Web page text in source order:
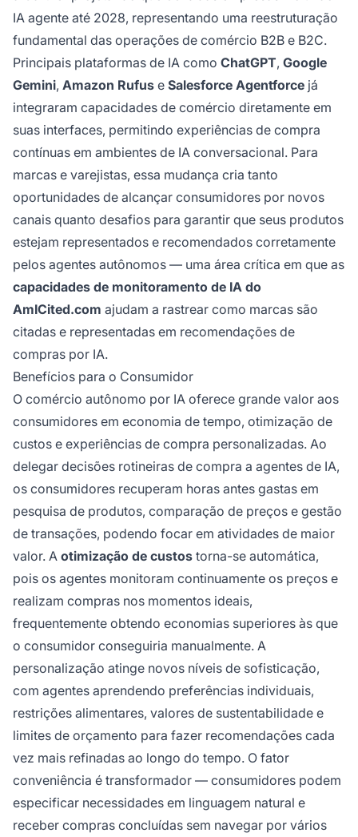
IA agente até 2028, representando uma reestruturação
fundamental das operações de comércio B2B e B2C.
Principais plataformas de IA como ChatGPT, Google
Gemini, Amazon Rufus e Salesforce Agentforce já
integraram capacidades de comércio diretamente em
suas interfaces, permitindo experiências de compra
contínuas em ambientes de IA conversacional. Para
marcas e varejistas, essa mudança cria tanto
oportunidades de alcançar consumidores por novos
canais quanto desafios para garantir que seus produtos
estejam representados e recomendados corretamente
pelos agentes autônomos — uma área crítica em que as
capacidades de monitoramento de IA do
AmICited.com ajudam a rastrear como marcas são
citadas e representadas em recomendações de
compras por IA.
Benefícios para o Consumidor
O comércio autônomo por IA oferece grande valor aos
consumidores em economia de tempo, otimização de
custos e experiências de compra personalizadas. Ao
delegar decisões rotineiras de compra a agentes de IA,
os consumidores recuperam horas antes gastas em
pesquisa de produtos, comparação de preços e gestão
de transações, podendo focar em atividades de maior
valor. A otimização de custos torna-se automática,
pois os agentes monitoram continuamente os preços e
realizam compras nos momentos ideais,
frequentemente obtendo economias superiores às que
o consumidor conseguiria manualmente. A
personalização atinge novos níveis de sofisticação,
com agentes aprendendo preferências individuais,
restrições alimentares, valores de sustentabilidade e
limites de orçamento para fazer recomendações cada
vez mais refinadas ao longo do tempo. O fator
conveniência é transformador — consumidores podem
especificar necessidades em linguagem natural e
receber compras concluídas sem navegar por vários